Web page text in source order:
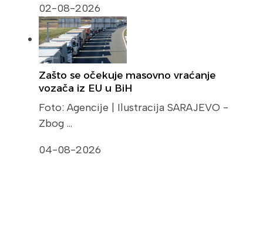
02-08-2026
Zašto se očekuje masovno vraćanje
vozača iz EU u BiH
Foto: Agencije | Ilustracija SARAJEVO -
Zbog …
04-08-2026